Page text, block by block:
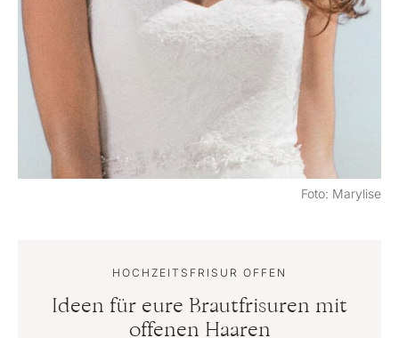
Foto: Marylise
HOCHZEITSFRISUR OFFEN
Ideen für eure Brautfrisuren mit
offenen Haaren